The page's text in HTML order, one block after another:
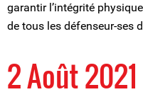
garantir l’intégrité
de tous les défenseur-ses
2 Août 2021